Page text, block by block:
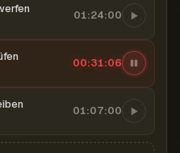
01:24:00
00:31:07
01:07:00